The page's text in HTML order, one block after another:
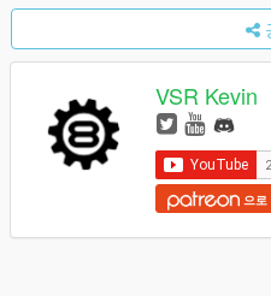
VSR Kevin
으로